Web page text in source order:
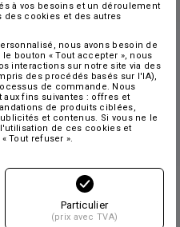
à vos besoins et un déroulement
des cookies et des autres
nous avons besoin de
bouton « Tout accepter », nous
interactions sur notre site via des
des procédés basés sur l'IA),
de commande. Nous
fins suivantes : offres et
de produits ciblées,
et contenus. Si vous ne le
de ces cookies et
Tout refuser ».
Particulier
(prix avec TVA)